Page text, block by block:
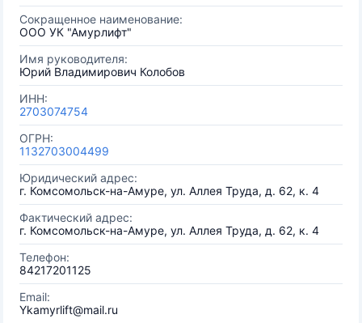
Сокращенное наименование:
ООО УК "Амурлифт"
Имя руководителя:
Юрий Владимирович Колобов
ИНН:
2703074754
ОГРН:
1132703004499
Юридический адрес:
г. Комсомольск-на-Амуре, ул. Аллея Труда, д. 62, к. 4
Фактический адрес:
г. Комсомольск-на-Амуре, ул. Аллея Труда, д. 62, к. 4
Телефон:
84217201125
Email:
Ykamyrlift@mail.ru